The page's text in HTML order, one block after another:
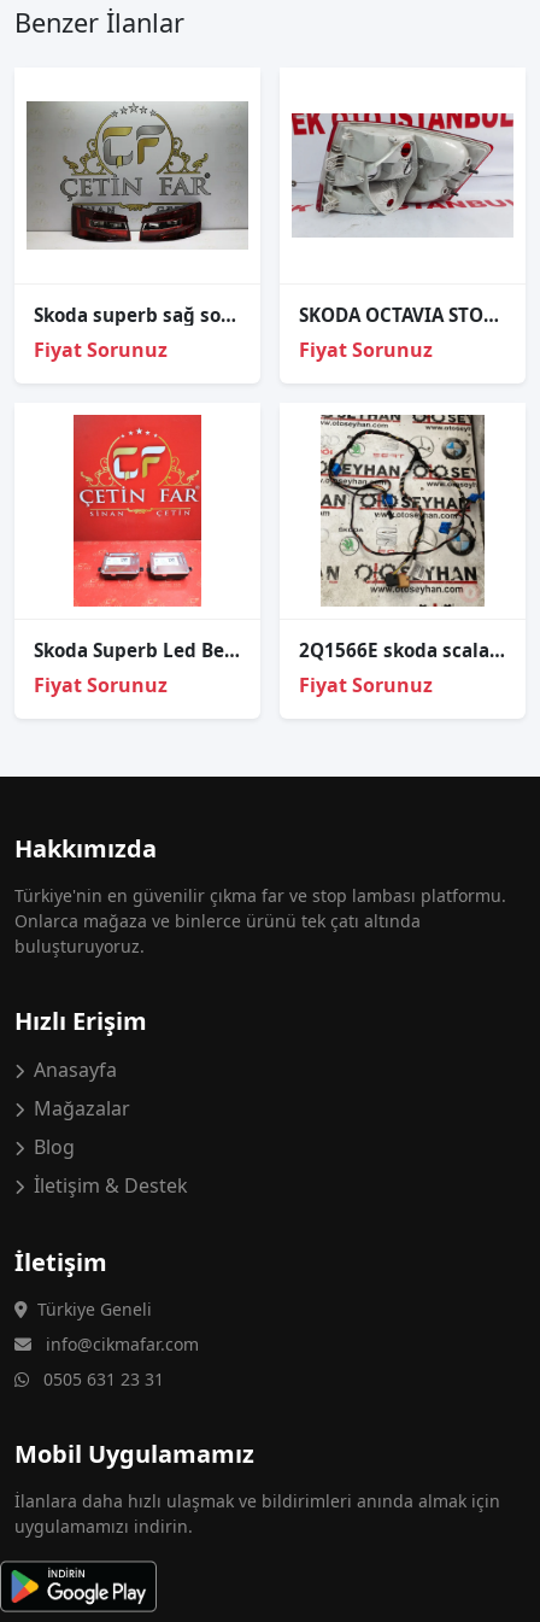
Benzer İlanlar
Skoda superb sağ sol diş stop sıfır i̇thal 2016-2020
Fiyat Sorunuz
SKODA OCTAVIA STOP 2013-2017 SOL 5E5945095
Fiyat Sorunuz
Skoda Superb Led Beyni̇ 4g0907697h
Fiyat Sorunuz
2Q1566E skoda scala 2020 dijital kalorifer kazanı tesisatı
Fiyat Sorunuz
Hakkımızda
Türkiye'nin en güvenilir çıkma far ve stop lambası platformu.
Onlarca mağaza ve binlerce ürünü tek çatı altında
buluşturuyoruz.
Hızlı Erişim
Anasayfa
Mağazalar
Blog
İletişim & Destek
İletişim
Türkiye Geneli
info@cikmafar.com
0505 631 23 31
Mobil Uygulamamız
İlanlara daha hızlı ulaşmak ve bildirimleri anında almak için
uygulamamızı indirin.